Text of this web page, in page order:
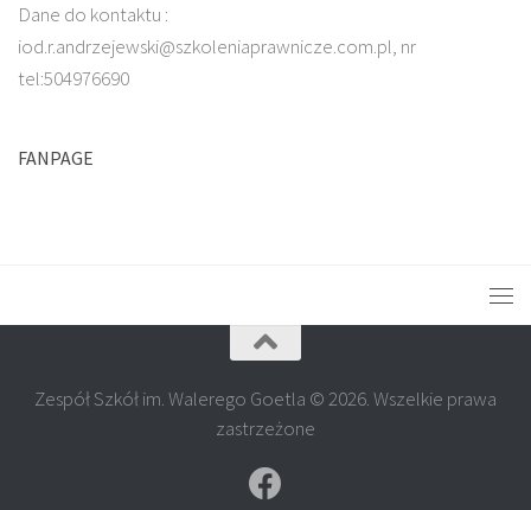
Dane do kontaktu :
iod.r.andrzejewski@szkoleniaprawnicze.com.pl, nr
tel:504976690
FANPAGE
Zespół Szkół im. Walerego Goetla © 2026. Wszelkie prawa
zastrzeżone